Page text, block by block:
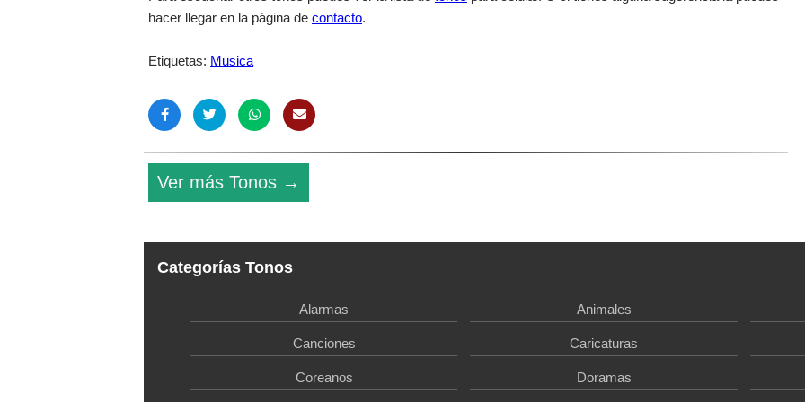
hacer llegar en la página de contacto.
Etiquetas: Musica
Ver más Tonos →
Categorías Tonos
Alarmas Animales
Canciones Caricaturas
Coreanos Doramas